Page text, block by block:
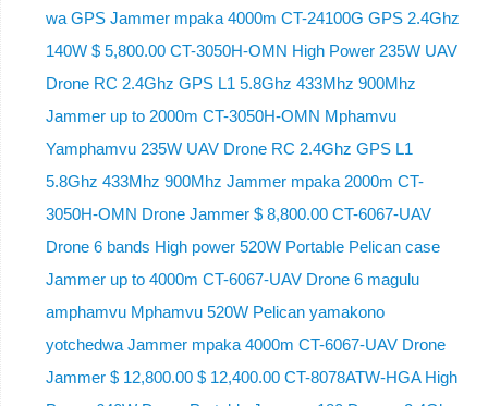
wa GPS Jammer mpaka 4000m CT-24100G GPS 2.4Ghz
140W $ 5,800.00 CT-3050H-OMN High Power 235W UAV
Drone RC 2.4Ghz GPS L1 5.8Ghz 433Mhz 900Mhz
Jammer up to 2000m CT-3050H-OMN Mphamvu
Yamphamvu 235W UAV Drone RC 2.4Ghz GPS L1
5.8Ghz 433Mhz 900Mhz Jammer mpaka 2000m CT-
3050H-OMN Drone Jammer $ 8,800.00 CT-6067-UAV
Drone 6 bands High power 520W Portable Pelican case
Jammer up to 4000m CT-6067-UAV Drone 6 magulu
amphamvu Mphamvu 520W Pelican yamakono
yotchedwa Jammer mpaka 4000m CT-6067-UAV Drone
Jammer $ 12,800.00 $ 12,400.00 CT-8078ATW-HGA High